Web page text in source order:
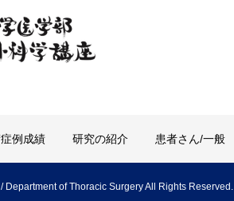
例成績 研究の紹介 患者さん/一般
of Thoracic Surgery All Rights Reserved.